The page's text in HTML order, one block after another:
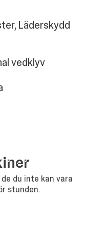
Läderskydd
vedklyv
du inte kan vara
stunden.